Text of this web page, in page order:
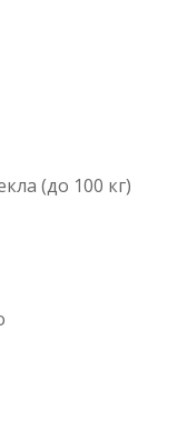
(до 100 кг)